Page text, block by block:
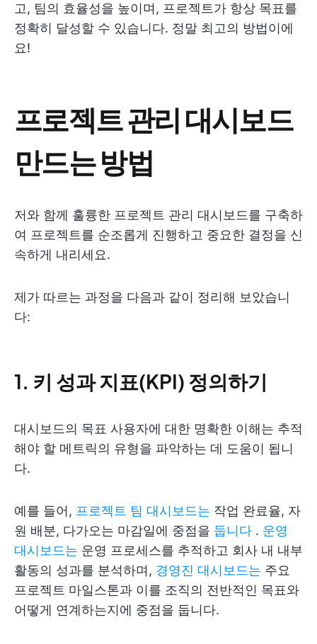
고, 팀의 효율성을 높이며, 프로젝트가 항상 목표를
정확히 달성할 수 있습니다. 정말 최고의 방법이에
요!
프로젝트 관리 대시보드
만드는 방법
저와 함께 훌륭한 프로젝트 관리 대시보드를 구축하
여 프로젝트를 순조롭게 진행하고 중요한 결정을 신
속하게 내리세요.
제가 따르는 과정을 다음과 같이 정리해 보았습니
다:
1. 키 성과 지표(KPI) 정의하기
대시보드의 목표 사용자에 대한 명확한 이해는 추적
해야 할 메트릭의 유형을 파악하는 데 도움이 됩니
다.
예를 들어, 프로젝트 팀 대시보드는 작업 완료율, 자
원 배분, 다가오는 마감일에 중점을 둡니다 . 운영
대시보드는 운영 프로세스를 추적하고 회사 내 내부
활동의 성과를 분석하며, 경영진 대시보드는 주요
프로젝트 마일스톤과 이를 조직의 전반적인 목표와
어떻게 연계하는지에 중점을 둡니다.